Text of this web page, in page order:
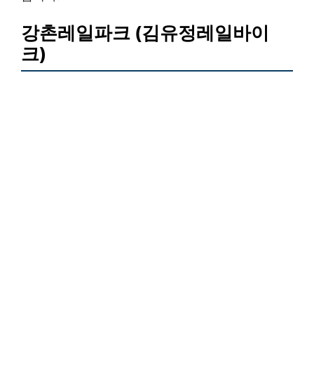
강촌레일파크 (김유정레일바이
크)